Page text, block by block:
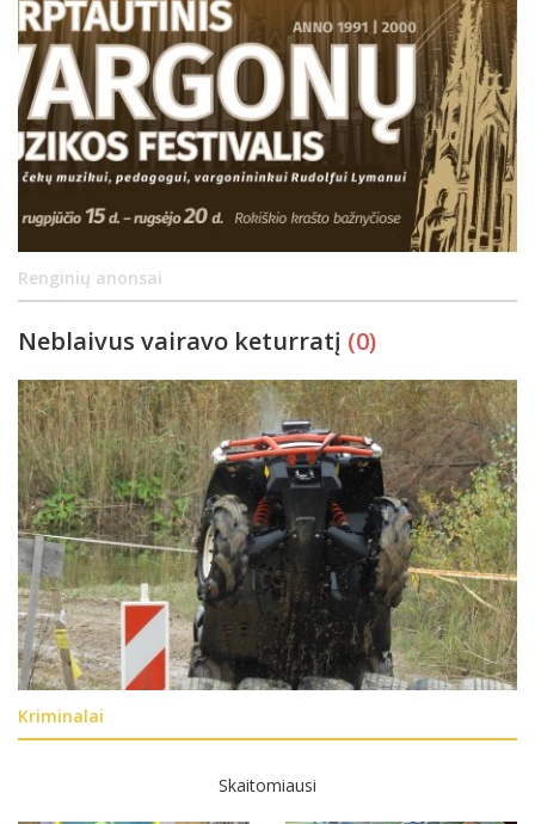
Renginių anonsai
Neblaivus vairavo keturratį (0)
Kriminalai
Skaitomiausi